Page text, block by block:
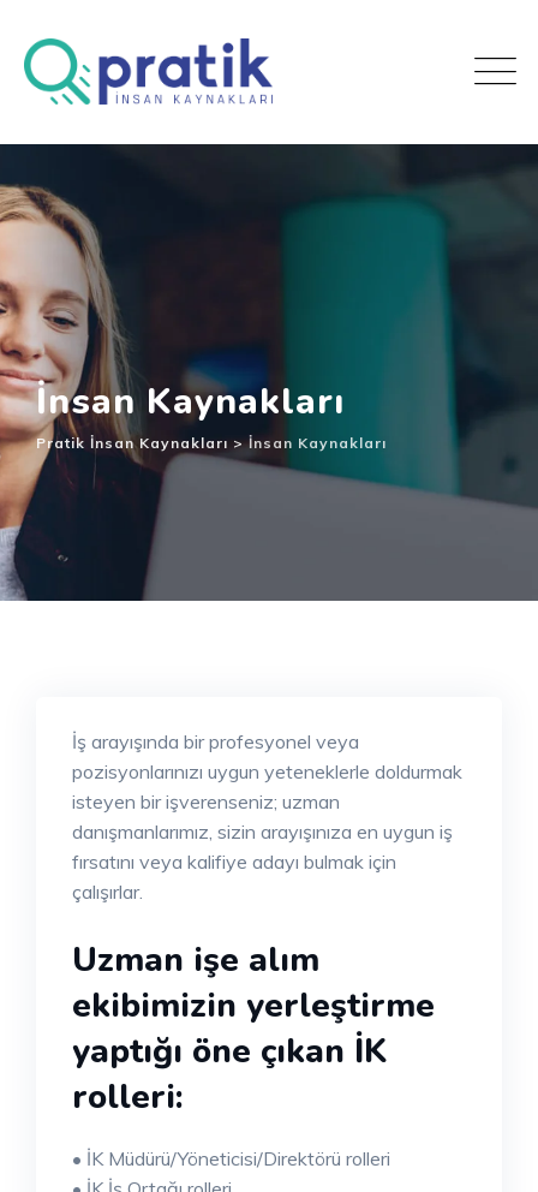
İnsan Kaynakları
Pratik İnsan Kaynakları >İnsan Kaynakları
İş arayışında bir profesyonel veya
pozisyonlarınızı uygun yeteneklerle doldurmak
isteyen bir işverenseniz; uzman
danışmanlarımız, sizin arayışınıza en uygun iş
fırsatını veya kalifiye adayı bulmak için
çalışırlar.
Uzman işe alım
ekibimizin yerleştirme
yaptığı öne çıkan İK
rolleri:
• İK Müdürü/Yöneticisi/Direktörü rolleri